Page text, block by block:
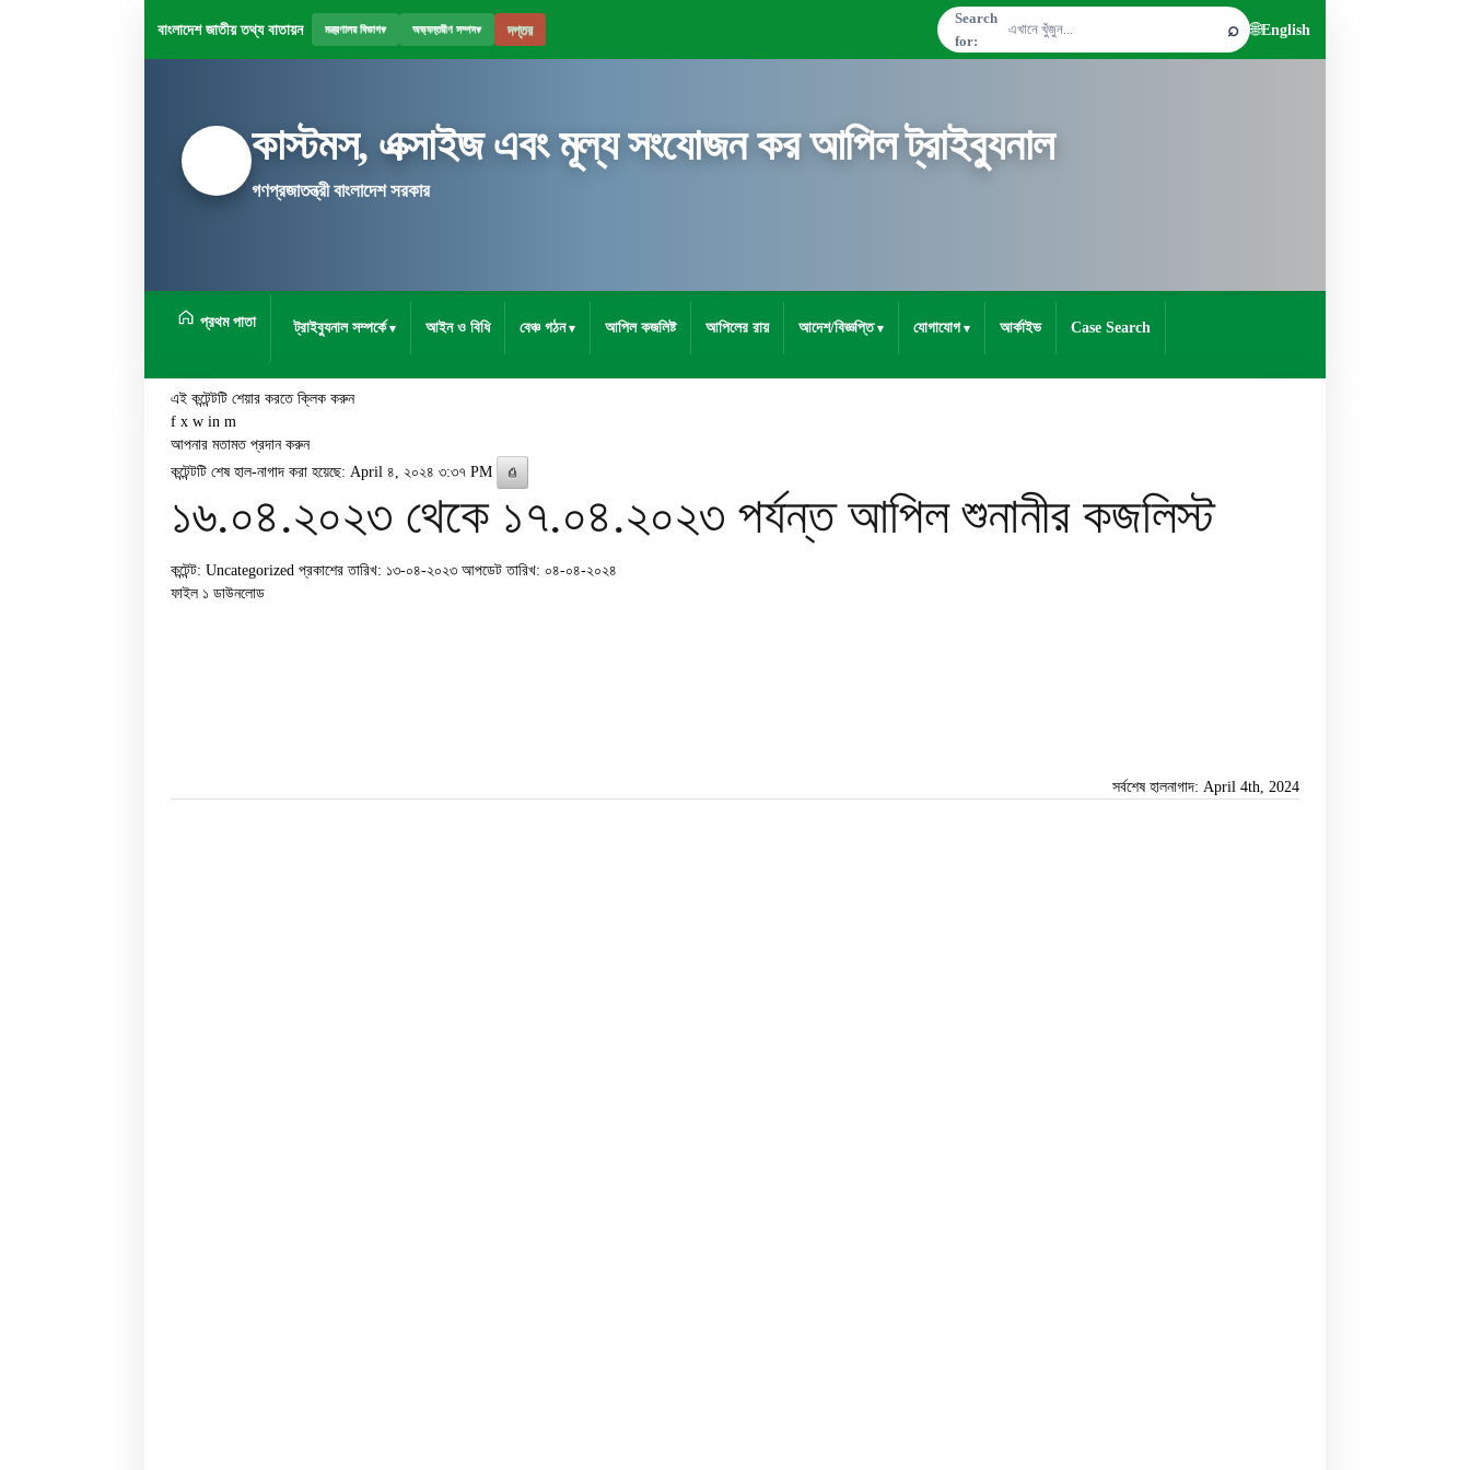
বাংলাদেশ জাতীয় তথ্য বাতায়ন মন্ত্রণালয় বিভাগ▾ অভ্যন্তরীণ সম্পদ▾ দপ্তর
Search
for:
⌕ 🌐English
কাস্টমস, এক্সাইজ এবং মূল্য সংযোজন কর আপিল ট্রাইব্যুনাল
গণপ্রজাতন্ত্রী বাংলাদেশ সরকার
প্রথম পাতা ট্রাইব্যুনাল সম্পর্কে আইন ও বিধি বেঞ্চ গঠন আপিল কজলিষ্ট আপিলের রায় আদেশ/বিজ্ঞপ্তি যোগাযোগ আর্কাইভ Case Search
এই কন্টেন্টটি শেয়ার করতে ক্লিক করুন
f x w in m
আপনার মতামত প্রদান করুন
কন্টেন্টটি শেষ হাল-নাগাদ করা হয়েছে: April ৪, ২০২৪ ৩:৩৭ PM
⎙
১৬.০৪.২০২৩ থেকে ১৭.০৪.২০২৩ পর্যন্ত আপিল শুনানীর কজলিস্ট
কন্টেন্ট: Uncategorized প্রকাশের তারিখ: ১৩-০৪-২০২৩ আপডেট তারিখ: ০৪-০৪-২০২৪
ফাইল ১ ডাউনলোড
সর্বশেষ হালনাগাদ: April 4th, 2024